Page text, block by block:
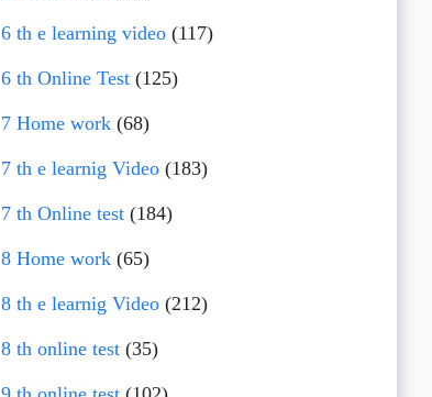
6 th e learning video(117)
6 th Online Test(125)
7 Home work(68)
7 th e learnig Video(183)
7 th Online test(184)
8 Home work(65)
8 th e learnig Video(212)
8 th online test(35)